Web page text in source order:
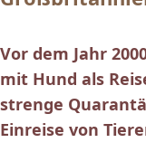
Vor dem Jahr
mit Hund als
strenge
Einreise von